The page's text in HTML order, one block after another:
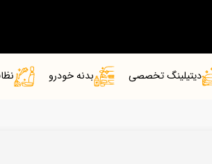
دیتیلینگ تخصصی بدنه خودرو